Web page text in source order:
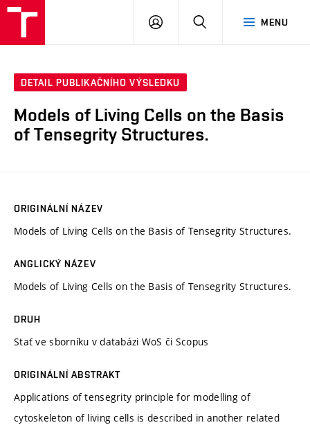
MENU
PŘIHLÁSIT
DETAIL PUBLIKAČNÍHO VÝSLEDKU
Models of Living Cells on the Basis
of Tensegrity Structures.
ORIGINÁLNÍ NÁZEV
Models of Living Cells on the Basis of Tensegrity Structures.
ANGLICKÝ NÁZEV
Models of Living Cells on the Basis of Tensegrity Structures.
DRUH
Stať ve sborníku v databázi WoS či Scopus
ORIGINÁLNÍ ABSTRAKT
Applications of tensegrity principle for modelling of
cytoskeleton of living cells is described in another related